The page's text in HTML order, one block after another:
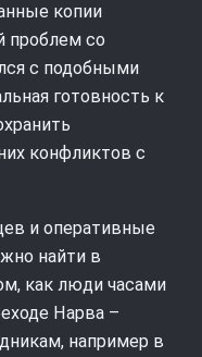
копии
проблем со
с подобными
готовность к
конфликтов с
и оперативные
найти в
как люди часами
Нарва –
например в